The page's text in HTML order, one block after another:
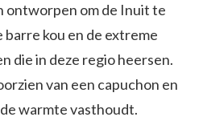
ontworpen om de Inuit te
kou en de extreme
die in deze regio heersen.
van een capuchon en
warmte vasthoudt.